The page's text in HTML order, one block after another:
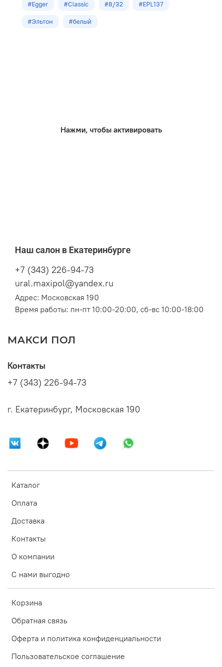
Размеры
#Egger #Classic #8/32 #EPL137
#Эльтон #белый
Нажми, чтобы активировать
Наш салон в Екатеринбурге
+7 (343) 226-94-73
ural.maxipol@yandex.ru
Адрес: Московская 190
Время работы: пн-пт 10:00-20:00, сб-вс 10:00-18:00
МАКСИ ПОЛ
Каталог
Оплата
Доставка
Контакты
О компании
С нами выгодно
Корзина
Обратная связь
Оферта и политика конфиденциальности
Пользовательское соглашение
Контакты
+7 (343) 226-94-73
г. Екатеринбург, Московская 190